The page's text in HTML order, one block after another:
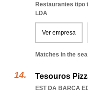
Restaurantes tipo
LDA
Ver empresa
Matches in the
Tesouros
EST DA BARCA